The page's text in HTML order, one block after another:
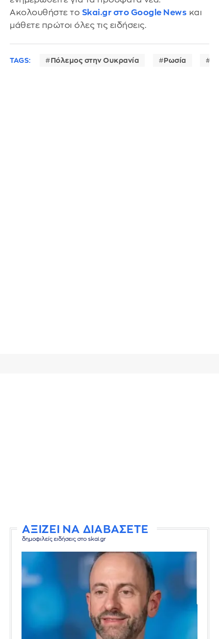
Ακολουθήστε το Skai.gr στο Google News και
μάθετε πρώτοι όλες τις ειδήσεις.
TAGS: Πόλεμος στην Ουκρανία Ρωσία
ΑΞΙΖΕΙ ΝΑ ΔΙΑΒΑΣΕΤΕ
δημοφιλείς ειδήσεις στο skai.gr